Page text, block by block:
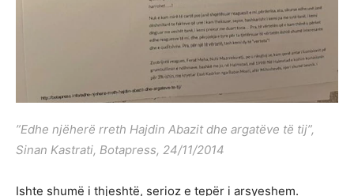
”Edhe njëherë rreth Hajdin Abazit dhe argatëve të tij”,
Sinan Kastrati, Botapress, 24/11/2014
Ishte shumë i thjeshtë, serioz e tepër i arsyeshem.